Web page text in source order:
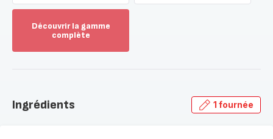
Découvrir la gamme
complète
gamme
Ingrédients 1 fournée